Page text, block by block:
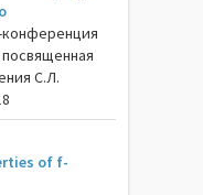
С.Л.
of f-